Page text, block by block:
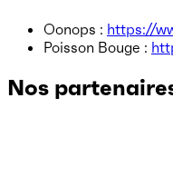
Oonops : https://
Poisson Bouge :
Nos